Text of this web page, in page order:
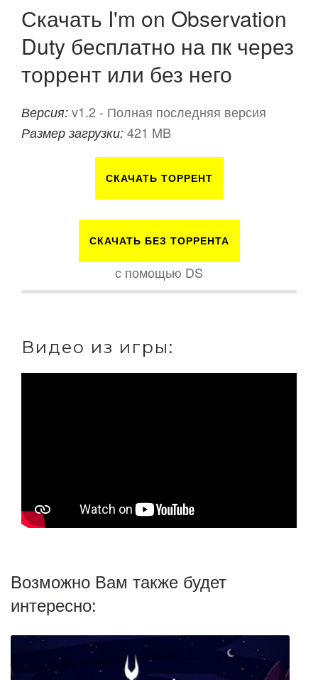
Скачать I'm on Observation
Duty бесплатно на пк через
торрент или без него
Версия: v1.2 - Полная последняя версия
Размер загрузки: 421 MB
СКАЧАТЬ ТОРРЕНТ
СКАЧАТЬ БЕЗ ТОРРЕНТА
с помощью DS
Видео из игры:
Возможно Вам также будет
интересно: